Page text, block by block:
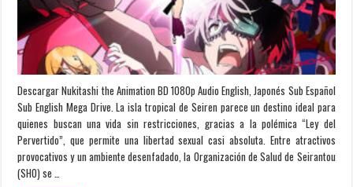
Descargar Nukitashi the Animation BD 1080p Audio English, Japonés Sub Español
Sub English Mega Drive. La isla tropical de Seiren parece un destino ideal para
quienes buscan una vida sin restricciones, gracias a la polémica “Ley del
Pervertido”, que permite una libertad sexual casi absoluta. Entre atractivos
provocativos y un ambiente desenfadado, la Organización de Salud de Seirantou
(SHO) se …